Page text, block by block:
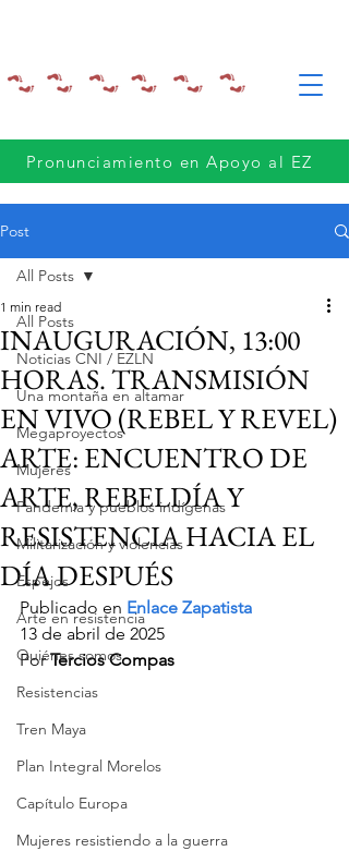
Pronunciamiento en Apoyo al EZ
Post
All Posts
Noticias CNI / EZLN
Una montaña en altamar
Megaproyectos
Mujeres
Pandemia y pueblos indígenas
Militarización y violencias
Espejos
Arte en resistencia
Quiénes somos
Resistencias
Tren Maya
Plan Integral Morelos
Capítulo Europa
Mujeres resistiendo a la guerra
All Posts
INAUGURACIÓN, 13:00
HORAS. TRANSMISIÓN
EN VIVO (REBEL Y REVEL)
ARTE: ENCUENTRO DE
ARTE, REBELDÍA Y
RESISTENCIA HACIA EL
DÍA DESPUÉS
1 min read
Publicado en Enlace Zapatista
13 de abril de 2025
Por Tercios Compas